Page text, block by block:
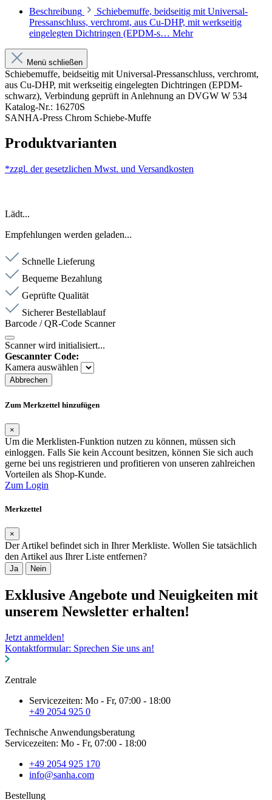
Beschreibung
Schiebemuffe, beidseitig mit Universal-
Pressanschluss, verchromt, aus Cu-DHP, mit werkseitig
eingelegten Dichtringen (EPDM-s… Mehr
Menü schließen
Schiebemuffe, beidseitig mit Universal-Pressanschluss, verchromt,
aus Cu-DHP, mit werkseitig eingelegten Dichtringen (EPDM-
schwarz), Verbindung geprüft in Anlehnung an DVGW W 534
Katalog-Nr.: 16270S
SANHA-Press Chrom Schiebe-Muffe
Produktvarianten
*zzgl. der gesetzlichen Mwst. und Versandkosten
Lädt...
Empfehlungen werden geladen...
Schnelle Lieferung
Bequeme Bezahlung
Geprüfte Qualität
Sicherer Bestellablauf
Barcode / QR-Code Scanner
Scanner wird initialisiert...
Gescannter Code:
Kamera auswählen
Abbrechen
Zum Merkzettel hinzufügen
×
Um die Merklisten-Funktion nutzen zu können, müssen sich
einloggen. Falls Sie kein Account besitzen, können Sie sich auch
gerne bei uns registrieren und profitieren von unseren zahlreichen
Vorteilen als Shop-Kunde.
Zum Login
Merkzettel
×
Der Artikel befindet sich in Ihrer Merkliste. Wollen Sie tatsächlich
den Artikel aus Ihrer Liste entfernen?
Ja Nein
Exklusive Angebote und Neuigkeiten mit
unserem Newsletter erhalten!
Jetzt anmelden!
Kontaktformular: Sprechen Sie uns an!
Zentrale
Servicezeiten: Mo - Fr, 07:00 - 18:00
+49 2054 925 0
Technische Anwendungsberatung
Servicezeiten: Mo - Fr, 07:00 - 18:00
+49 2054 925 170
info@sanha.com
Bestellung